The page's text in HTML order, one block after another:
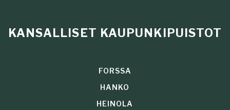
KANSALLISET KAUPUNKIPUISTOT
FORSSA
HANKO
HEINOLA